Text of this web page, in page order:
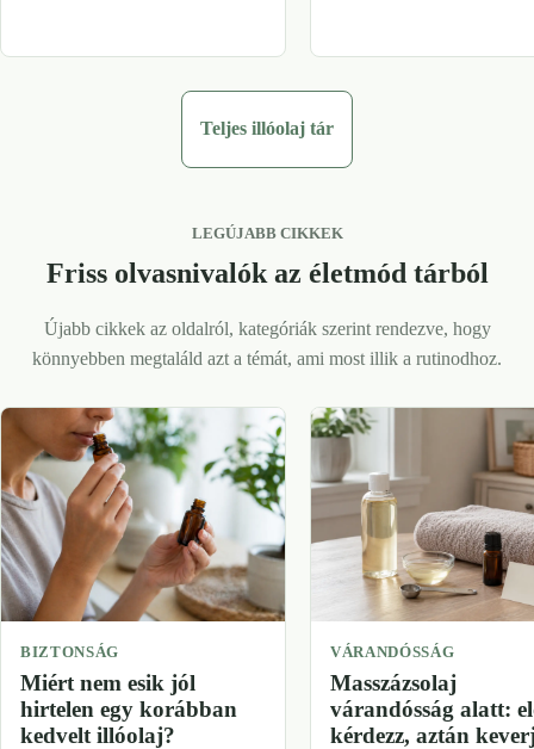
Teljes illóolaj tár
LEGÚJABB CIKKEK
Friss olvasnivalók az életmód tárból
Újabb cikkek az oldalról, kategóriák szerint rendezve, hogy
könnyebben megtaláld azt a témát, ami most illik a rutinodhoz.
BIZTONSÁG
Miért nem esik jól
hirtelen egy korábban
kedvelt illóolaj?
VÁRANDÓSSÁG
Masszázsolaj
várandósság alatt:
kérdezz, aztán